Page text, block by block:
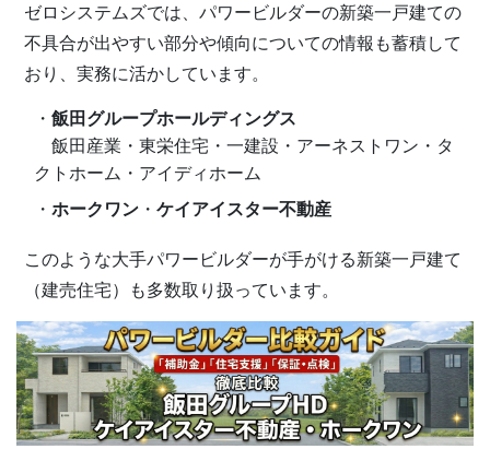
ゼロシステムズでは、パワービルダーの新築一戸建ての
不具合が出やすい部分や傾向についての情報も蓄積して
おり、実務に活かしています。
・ 飯田グループホールディングス
飯田産業・東栄住宅・一建設・アーネストワン・タ
クトホーム・アイディホーム
・ ホークワン ・ ケイアイスター不動産
このような大手パワービルダーが手がける新築一戸建て
（建売住宅）も多数取り扱っています。